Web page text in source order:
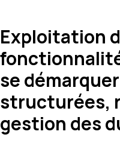
Exploitation
se
structurées,
gestion des